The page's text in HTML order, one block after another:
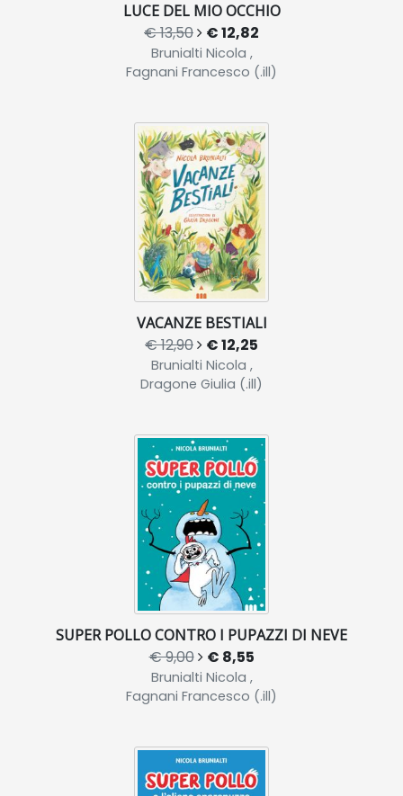
LUCE DEL MIO OCCHIO
€ 13,50 € 12,82
Brunialti Nicola ,
Fagnani Francesco (.ill)
VACANZE BESTIALI
€ 12,90 € 12,25
Brunialti Nicola ,
Dragone Giulia (.ill)
SUPER POLLO CONTRO I PUPAZZI DI NEVE
€ 9,00 € 8,55
Brunialti Nicola ,
Fagnani Francesco (.ill)